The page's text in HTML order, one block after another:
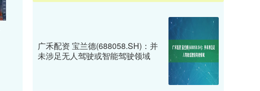
广禾配资 宝兰德(688058.SH)：并
未涉足无人驾驶或智能驾驶领域